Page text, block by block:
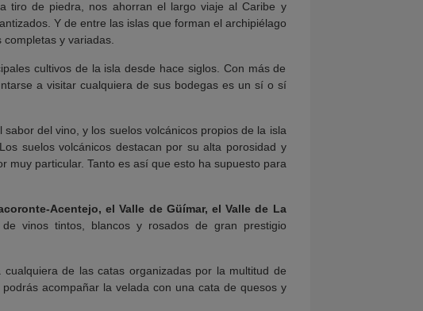
tiro de piedra, nos ahorran el largo viaje al Caribe y
Y de entre las islas que forman el archipiélago
y variadas.
cultivos de la isla desde hace siglos. Con más de
a visitar cualquiera de sus bodegas es un sí o sí
del vino, y los suelos volcánicos propios de la isla
suelos volcánicos destacan por su alta porosidad y
muy particular. Tanto es así que esto ha supuesto para
Acentejo, el Valle de Güímar, el Valle de La
vinos tintos, blancos y rosados de gran prestigio
de las catas organizadas por la multitud de
acompañar la velada con una cata de quesos y